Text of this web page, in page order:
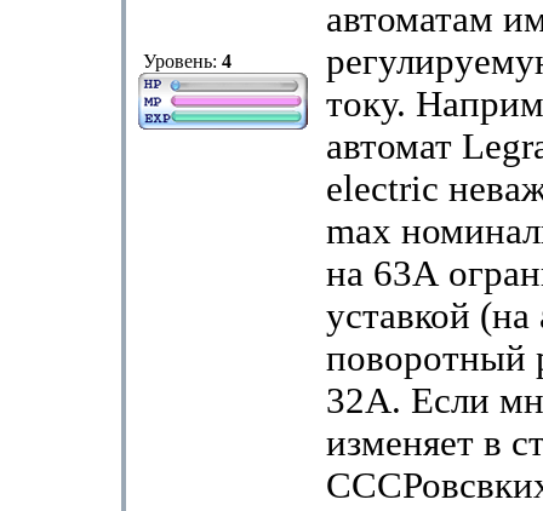
Уровень: 4
автоматам
току.
автомат
electric
max
на 63А
уставкой (на
поворотный
32А. Если
изменяет в